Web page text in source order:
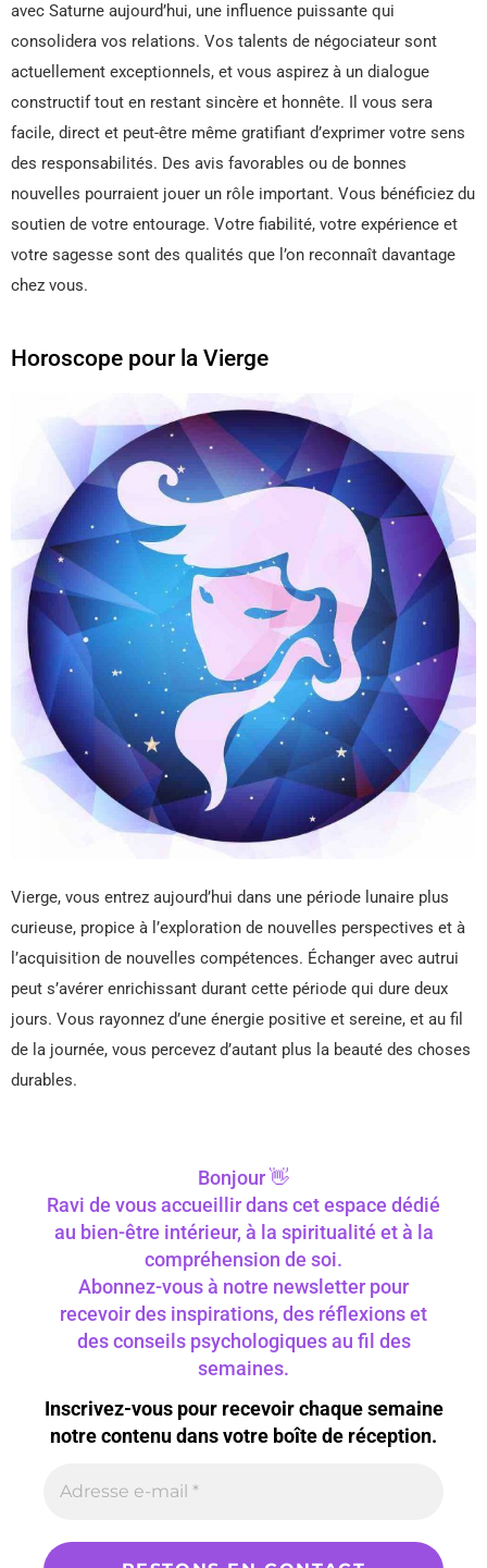
avec Saturne aujourd’hui, une influence puissante qui
consolidera vos relations. Vos talents de négociateur sont
actuellement exceptionnels, et vous aspirez à un dialogue
constructif tout en restant sincère et honnête. Il vous sera
facile, direct et peut-être même gratifiant d’exprimer votre sens
des responsabilités. Des avis favorables ou de bonnes
nouvelles pourraient jouer un rôle important. Vous bénéficiez du
soutien de votre entourage. Votre fiabilité, votre expérience et
votre sagesse sont des qualités que l’on reconnaît davantage
chez vous.
Horoscope pour la Vierge
Vierge, vous entrez aujourd’hui dans une période lunaire plus
curieuse, propice à l’exploration de nouvelles perspectives et à
l’acquisition de nouvelles compétences. Échanger avec autrui
peut s’avérer enrichissant durant cette période qui dure deux
jours. Vous rayonnez d’une énergie positive et sereine, et au fil
de la journée, vous percevez d’autant plus la beauté des choses
durables.
Bonjour 👋
Ravi de vous accueillir dans cet espace dédié
au bien-être intérieur, à la spiritualité et à la
compréhension de soi.
Abonnez-vous à notre newsletter pour
recevoir des inspirations, des réflexions et
des conseils psychologiques au fil des
semaines.
Inscrivez-vous pour recevoir chaque semaine
notre contenu dans votre boîte de réception.